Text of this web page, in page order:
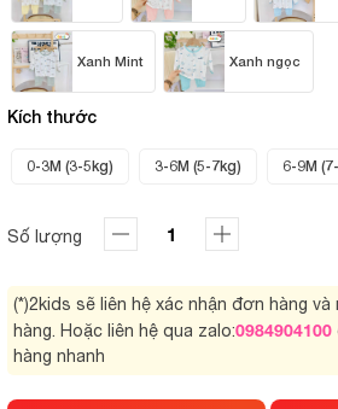
Xanh Mint Xanh ngọc
Kích thước
0-3M (3-5kg) 3-6M (5-7kg) 6-9M
Số lượng
(*)2kids sẽ liên hệ xác nhận đơn hàng
hàng. Hoặc liên hệ qua zalo:0984904100
hàng nhanh